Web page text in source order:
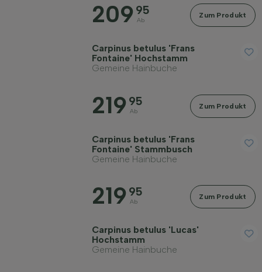
209 95
Ab
Zum Produkt
Carpinus betulus 'Frans
Fontaine' Hochstamm
Gemeine Hainbuche
219 95
Ab
Zum Produkt
Carpinus betulus 'Frans
Fontaine' Stammbusch
Gemeine Hainbuche
219 95
Ab
Zum Produkt
Carpinus betulus 'Lucas'
Hochstamm
Gemeine Hainbuche